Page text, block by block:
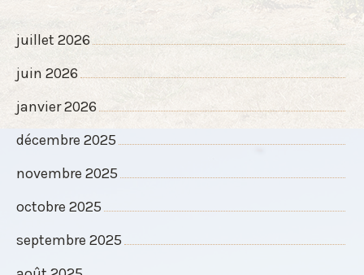
juillet 2026
juin 2026
janvier 2026
décembre 2025
novembre 2025
octobre 2025
septembre 2025